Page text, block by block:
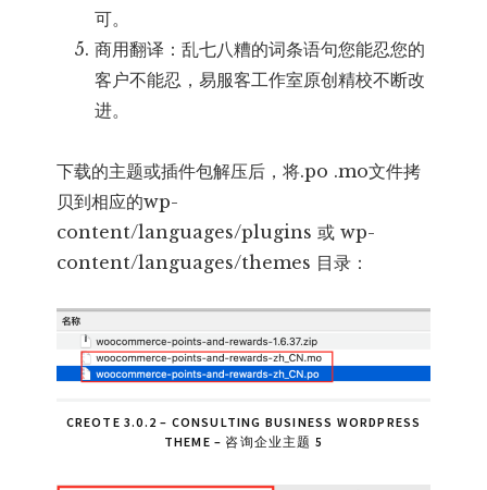
可。
商用翻译：乱七八糟的词条语句您能忍您的
客户不能忍，易服客工作室原创精校不断改
进。
下载的主题或插件包解压后，将.po .mo文件拷
贝到相应的wp-
content/languages/plugins 或 wp-
content/languages/themes 目录：
CREOTE 3.0.2 – CONSULTING BUSINESS WORDPRESS
THEME – 咨询企业主题 5